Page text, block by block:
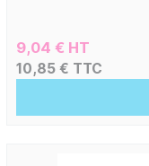
9,04 € HT
10,85 € TTC